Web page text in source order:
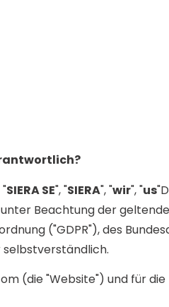
SIERA SE", "SIERA", "wir", "us
Beachtung der
("GDPR"), des
selbstverständlich.
(die "Website") und für